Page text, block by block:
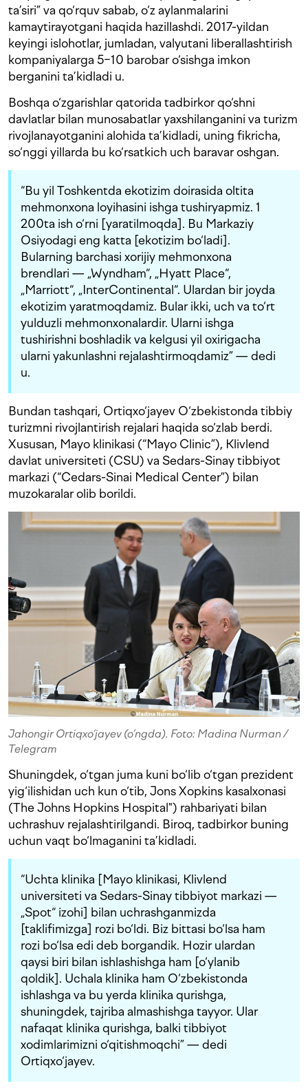
ta’siri” va qo‘rquv sabab, o‘z aylanmalarini
kamaytirayotgani haqida hazillashdi. 2017-yildan
keyingi islohotlar, jumladan, valyutani liberallashtirish
kompaniyalarga 5−10 barobar o‘sishga imkon
berganini ta’kidladi u.
Boshqa o‘zgarishlar qatorida tadbirkor qo‘shni
davlatlar bilan munosabatlar yaxshilanganini va turizm
rivojlanayotganini alohida ta’kidladi, uning fikricha,
so‘nggi yillarda bu ko‘rsatkich uch baravar oshgan.
“Bu yil Toshkentda ekotizim doirasida oltita
mehmonxona loyihasini ishga tushiryapmiz. 1
200ta ish o‘rni [yaratilmoqda]. Bu Markaziy
Osiyodagi eng katta [ekotizim bo‘ladi].
Bularning barchasi xorijiy mehmonxona
brendlari — „Wyndham“, „Hyatt Place“,
„Marriott“, „InterContinental“. Ulardan bir joyda
ekotizim yaratmoqdamiz. Bular ikki, uch va to‘rt
yulduzli mehmonxonalardir. Ularni ishga
tushirishni boshladik va kelgusi yil oxirigacha
ularni yakunlashni rejalashtirmoqdamiz” — dedi
u.
Bundan tashqari, Ortiqxo‘jayev O‘zbekistonda tibbiy
turizmni rivojlantirish rejalari haqida so‘zlab berdi.
Xususan, Mayo klinikasi (“Mayo Clinic”), Klivlend
davlat universiteti (CSU) va Sedars-Sinay tibbiyot
markazi (“Cedars-Sinai Medical Center”) bilan
muzokaralar olib borildi.
Jahongir Ortiqxo‘jayev (o‘ngda). Foto: Madina Nurman /
Telegram
Shuningdek, o‘tgan juma kuni bo‘lib o‘tgan prezident
yig‘ilishidan uch kun o‘tib, Jons Xopkins kasalxonasi
(The Johns Hopkins Hospital") rahbariyati bilan
uchrashuv rejalashtirilgandi. Biroq, tadbirkor buning
uchun vaqt bo‘lmaganini ta’kidladi.
“Uchta klinika [Mayo klinikasi, Klivlend
universiteti va Sedars-Sinay tibbiyot markazi —
„Spot“ izohi] bilan uchrashganmizda
[taklifimizga] rozi bo‘ldi. Biz bittasi bo‘lsa ham
rozi bo‘lsa edi deb borgandik. Hozir ulardan
qaysi biri bilan ishlashishga ham [o‘ylanib
qoldik]. Uchala klinika ham O‘zbekistonda
ishlashga va bu yerda klinika qurishga,
shuningdek, tajriba almashishga tayyor. Ular
nafaqat klinika qurishga, balki tibbiyot
xodimlarimizni o‘qitishmoqchi” — dedi
Ortiqxo‘jayev.